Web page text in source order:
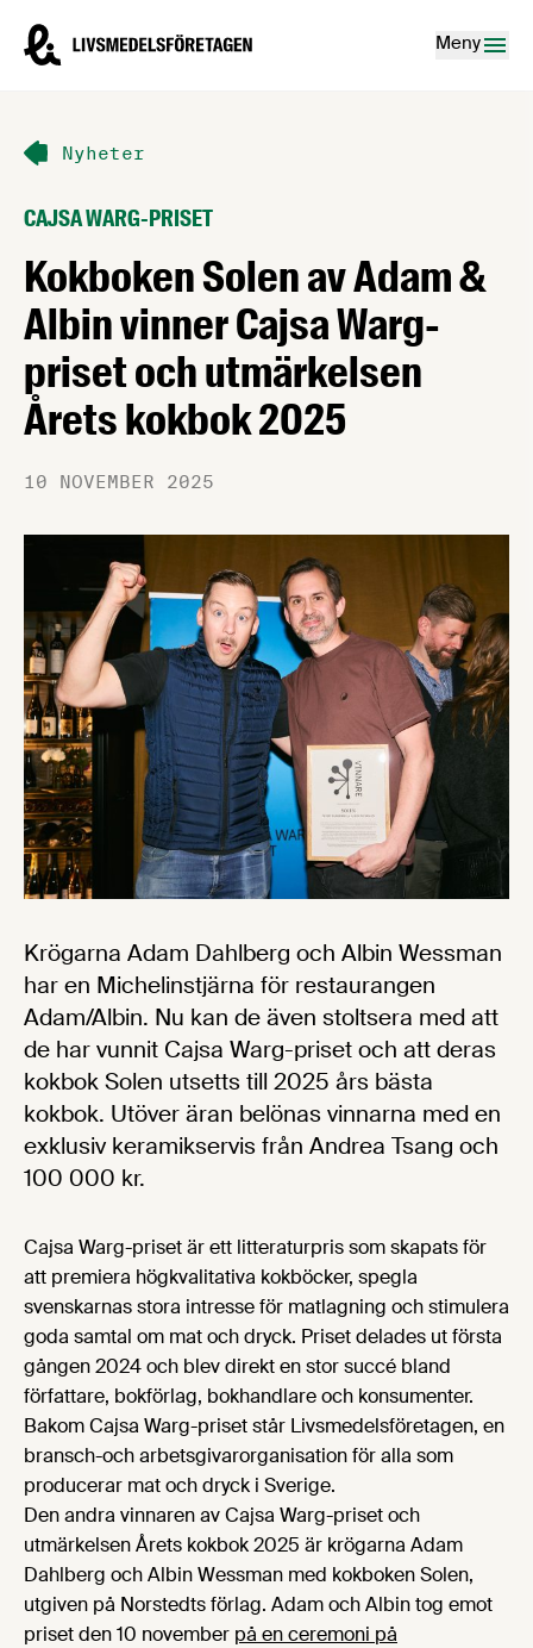
Livsmedelsföretagen – till startsidan
Meny
Nyheter
CAJSA WARG-PRISET
Kokboken Solen av Adam &
Albin vinner Cajsa Warg-
priset och utmärkelsen
Årets kokbok 2025
10 NOVEMBER 2025
Krögarna Adam Dahlberg och Albin Wessman
har en Michelinstjärna för restaurangen
Adam/Albin. Nu kan de även stoltsera med att
de har vunnit Cajsa Warg-priset och att deras
kokbok Solen utsetts till 2025 års bästa
kokbok. Utöver äran belönas vinnarna med en
exklusiv keramikservis från Andrea Tsang och
100 000 kr.
Cajsa Warg-priset är ett litteraturpris som skapats för
att premiera högkvalitativa kokböcker, spegla
svenskarnas stora intresse för matlagning och stimulera
goda samtal om mat och dryck. Priset delades ut första
gången 2024 och blev direkt en stor succé bland
författare, bokförlag, bokhandlare och konsumenter.
Bakom Cajsa Warg-priset står Livsmedelsföretagen, en
bransch-och arbetsgivarorganisation för alla som
producerar mat och dryck i Sverige.
Den andra vinnaren av Cajsa Warg-priset och
utmärkelsen Årets kokbok 2025 är krögarna Adam
Dahlberg och Albin Wessman med kokboken Solen,
utgiven på Norstedts förlag. Adam och Albin tog emot
priset den 10 november på en ceremoni på